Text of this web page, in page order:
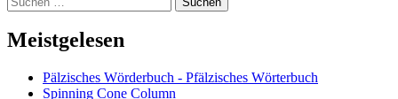
nach:
Meistgelesen
Pälzisches Wörderbuch - Pfälzisches Wörterbuch
Spinning Cone Column